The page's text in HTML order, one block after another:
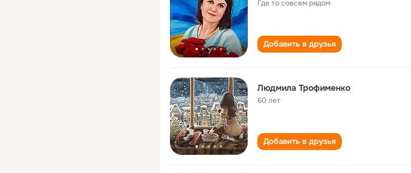
Где то совсем рядом
Добавить в друзья
Людмила Трофименко
60 лет
Добавить в друзья